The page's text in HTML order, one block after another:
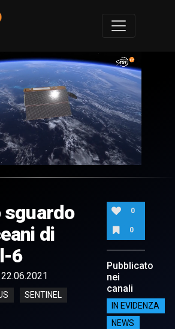
sguardo
di
6
22.06.2021
SENTINEL
0
0
Pubblicato
nei
canali
IN EVIDENZA
NEWS